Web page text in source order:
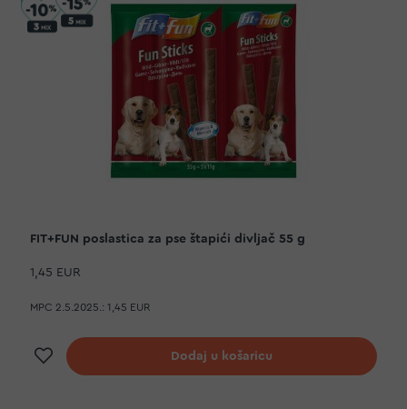
FIT+FUN poslastica za pse štapići divljač 55 g
1,45 EUR
MPC 2.5.2025.: 1,45 EUR
Dodaj na listu želja
Dodaj u košaricu